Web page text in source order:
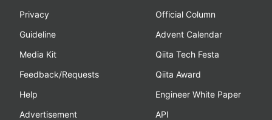
Privacy
Guideline
Media Kit
Feedback/Requests
Help
Advertisement
Official Column
Advent Calendar
Qiita Tech Festa
Qiita Award
Engineer White Paper
API